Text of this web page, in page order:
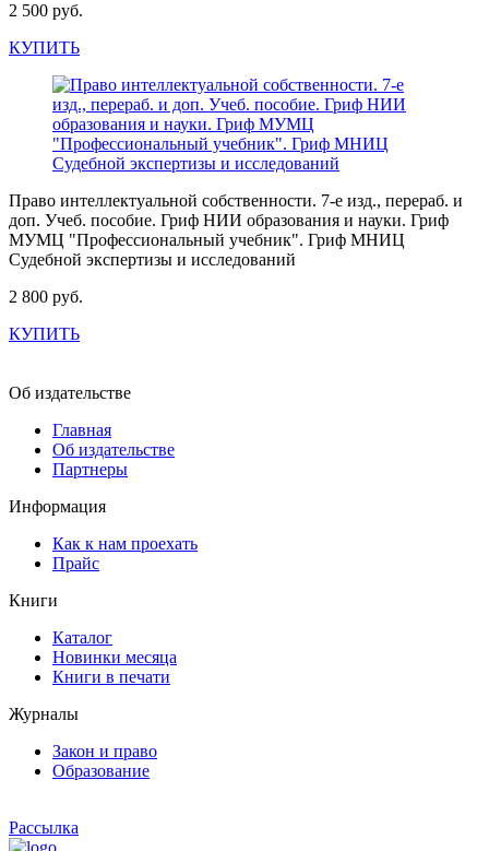
2 500 руб.
КУПИТЬ
Право интеллектуальной собственности. 7-е изд., перераб. и
доп. Учеб. пособие. Гриф НИИ образования и науки. Гриф
МУМЦ "Профессиональный учебник". Гриф МНИЦ
Судебной экспертизы и исследований
2 800 руб.
КУПИТЬ
Об издательстве
Главная
Об издательстве
Партнеры
Информация
Как к нам проехать
Прайс
Книги
Каталог
Новинки месяца
Книги в печати
Журналы
Закон и право
Образование
Рассылка